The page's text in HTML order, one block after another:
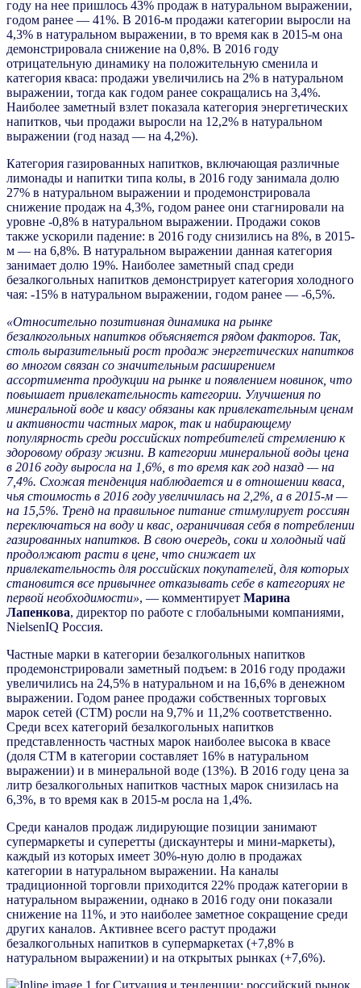
году на нее пришлось 43% продаж в натуральном выражении,
годом ранее — 41%. В 2016-м продажи категории выросли на
4,3% в натуральном выражении, в то время как в 2015-м она
демонстрировала снижение на 0,8%. В 2016 году
отрицательную динамику на положительную сменила и
категория кваса: продажи увеличились на 2% в натуральном
выражении, тогда как годом ранее сокращались на 3,4%.
Наиболее заметный взлет показала категория энергетических
напитков, чьи продажи выросли на 12,2% в натуральном
выражении (год назад — на 4,2%).
Категория газированных напитков, включающая различные
лимонады и напитки типа колы, в 2016 году занимала долю
27% в натуральном выражении и продемонстрировала
снижение продаж на 4,3%, годом ранее они стагнировали на
уровне -0,8% в натуральном выражении. Продажи соков
также ускорили падение: в 2016 году снизились на 8%, в 2015-
м — на 6,8%. В натуральном выражении данная категория
занимает долю 19%. Наиболее заметный спад среди
безалкогольных напитков демонстрирует категория холодного
чая: -15% в натуральном выражении, годом ранее — -6,5%.
«Относительно позитивная динамика на рынке
безалкогольных напитков объясняется рядом факторов. Так,
столь выразительный рост продаж энергетических напитков
во многом связан со значительным расширением
ассортимента продукции на рынке и появлением новинок, что
повышает привлекательность категории. Улучшения по
минеральной воде и квасу обязаны как привлекательным ценам
и активности частных марок, так и набирающему
популярность среди российских потребителей стремлению к
здоровому образу жизни. В категории минеральной воды цена
в 2016 году выросла на 1,6%, в то время как год назад — на
7,4%. Схожая тенденция наблюдается и в отношении кваса,
чья стоимость в 2016 году увеличилась на 2,2%, а в 2015-м —
на 15,5%. Тренд на правильное питание стимулирует россиян
переключаться на воду и квас, ограничивая себя в потреблении
газированных напитков. В свою очередь, соки и холодный чай
продолжают расти в цене, что снижает их
привлекательность для российских покупателей, для которых
становится все привычнее отказывать себе в категориях не
первой необходимости», — комментирует Марина
Лапенкова, директор по работе с глобальными компаниями,
NielsenIQ Россия.
Частные марки в категории безалкогольных напитков
продемонстрировали заметный подъем: в 2016 году продажи
увеличились на 24,5% в натуральном и на 16,6% в денежном
выражении. Годом ранее продажи собственных торговых
марок сетей (СТМ) росли на 9,7% и 11,2% соответственно.
Среди всех категорий безалкогольных напитков
представленность частных марок наиболее высока в квасе
(доля СТМ в категории составляет 16% в натуральном
выражении) и в минеральной воде (13%). В 2016 году цена за
литр безалкогольных напитков частных марок снизилась на
6,3%, в то время как в 2015-м росла на 1,4%.
Среди каналов продаж лидирующие позиции занимают
супермаркеты и суперетты (дискаунтеры и мини-маркеты),
каждый из которых имеет 30%-ную долю в продажах
категории в натуральном выражении. На каналы
традиционной торговли приходится 22% продаж категории в
натуральном выражении, однако в 2016 году они показали
снижение на 11%, и это наиболее заметное сокращение среди
других каналов. Активнее всего растут продажи
безалкогольных напитков в супермаркетах (+7,8% в
натуральном выражении) и на открытых рынках (+7,6%).